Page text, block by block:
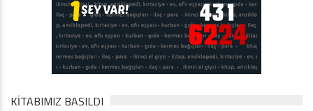
KİTABIMIZ BASILDI